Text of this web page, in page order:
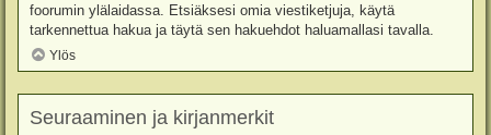
foorumin ylälaidassa. Etsiäksesi omia viestiketjuja, käytä
tarkennettua hakua ja täytä sen hakuehdot haluamallasi tavalla.
Ylös
Seuraaminen ja kirjanmerkit